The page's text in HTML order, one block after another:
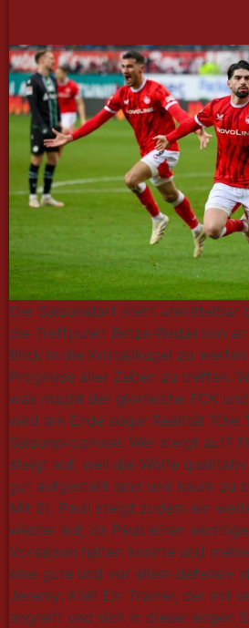
Der Saisonstart steht unmittelbar
die Treffpunkt Betze-Redaktion
Blick in die Kristallkugel zu
Prognose aller Zeiten zu treffen.
was macht der glorreiche FCK
wird am Ende sogar Realität ?Die
Saisonprognose: Wer steigt auf?
steigt auf, weil die Wölfe
gut aufgestellt sind und kaum zu
Mit St. Pauli steigt zudem ein
wieder auf, da Pauli einen
Vorsaison halten konnte und
eine gute und vor allem defensiv
Jeremy: Kiel! Ein Trainer, der mit
angreift und sich in dieser engen